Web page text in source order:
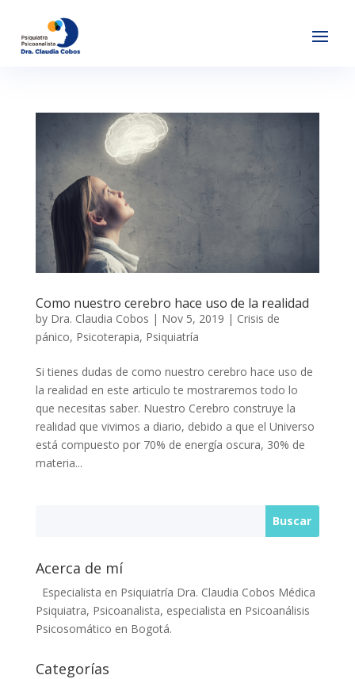
Como nuestro cerebro hace uso de la realidad
by Dra. Claudia Cobos | Nov 5, 2019 | Crisis de
pánico, Psicoterapia, Psiquiatría
Si tienes dudas de como nuestro cerebro hace uso de
la realidad en este articulo te mostraremos todo lo
que necesitas saber. Nuestro Cerebro construye la
realidad que vivimos a diario, debido a que el Universo
está compuesto por 70% de energía oscura, 30% de
materia...
Acerca de mí
Especialista en Psiquiatría Dra. Claudia Cobos Médica
Psiquiatra, Psicoanalista, especialista en Psicoanálisis
Psicosomático en Bogotá.
Categorías